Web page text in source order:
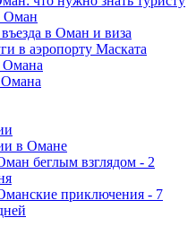
Оман
в Оман и виза
в аэропорту Маската
Омана
в Омане
беглым взглядом - 2
приключения - 7